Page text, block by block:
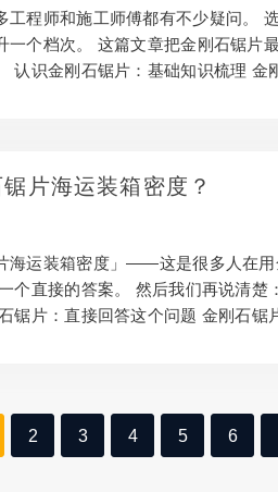
工程师和施工师傅都有不少疑问。
一个档次。 这篇文章把金刚石锯片
认识金刚石锯片：基础知识梳理 金
打水漂。 金刚石锯片切石材的选购
，必须和机器严格匹配。 看制造工
；冷压型性价比高，日常切石材够用
片海运装箱密度？
海运装箱密度」——这是很多人在
个直接的答案。 然后我们再说清楚
锯片：直接回答这个问题 金刚石锯
的物质（莫氏硬度10）。 以金刚石
全游刃有余。 切割时，金刚石颗粒
2 3 4 5 6